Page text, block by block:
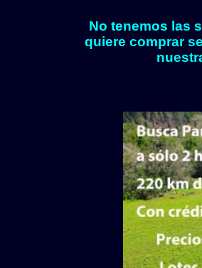
No tenemos las
quiere comprar